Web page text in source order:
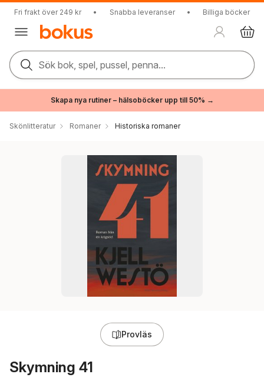
Fri frakt över 249 kr • Snabba leveranser • Billiga böcker
Sök bok, spel, pussel, penna...
Skapa nya rutiner – hälsoböcker upp till 50% →
Skönlitteratur Romaner Historiska romaner
Provläs
Skymning 41